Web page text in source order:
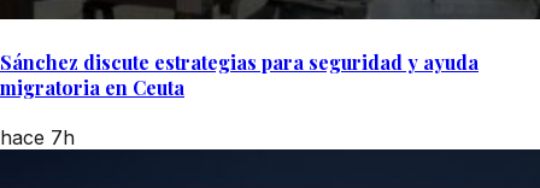
Sánchez discute estrategias para seguridad y ayuda
migratoria en Ceuta
hace 7h